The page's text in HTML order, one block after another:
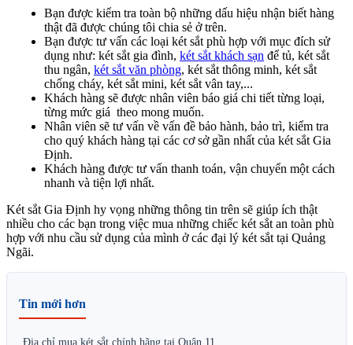
Bạn được kiểm tra toàn bộ những dấu hiệu nhận biết hàng
thật đã được chúng tôi chia sẻ ở trên.
Bạn được tư vấn các loại két sắt phù hợp với mục đích sử
dụng như: két sắt gia đình, két sắt khách sạn để tủ, két sắt
thu ngân, két sắt văn phòng, két sắt thông minh, két sắt
chống cháy, két sắt mini, két sắt vân tay,...
Khách hàng sẽ được nhân viên báo giá chi tiết từng loại,
từng mức giá theo mong muốn.
Nhân viên sẽ tư vấn về vấn đề bảo hành, bảo trì, kiểm tra
cho quý khách hàng tại các cơ sở gần nhất của két sắt Gia
Định.
Khách hàng được tư vấn thanh toán, vận chuyển một cách
nhanh và tiện lợi nhất.
Két sắt Gia Định hy vọng những thông tin trên sẽ giúp ích thật
nhiều cho các bạn trong việc mua những chiếc két sắt an toàn phù
hợp với nhu cầu sử dụng của mình ở các đại lý két sắt tại Quảng
Ngãi.
Tin mới hơn
Địa chỉ mua két sắt chính hãng tại Quận 11